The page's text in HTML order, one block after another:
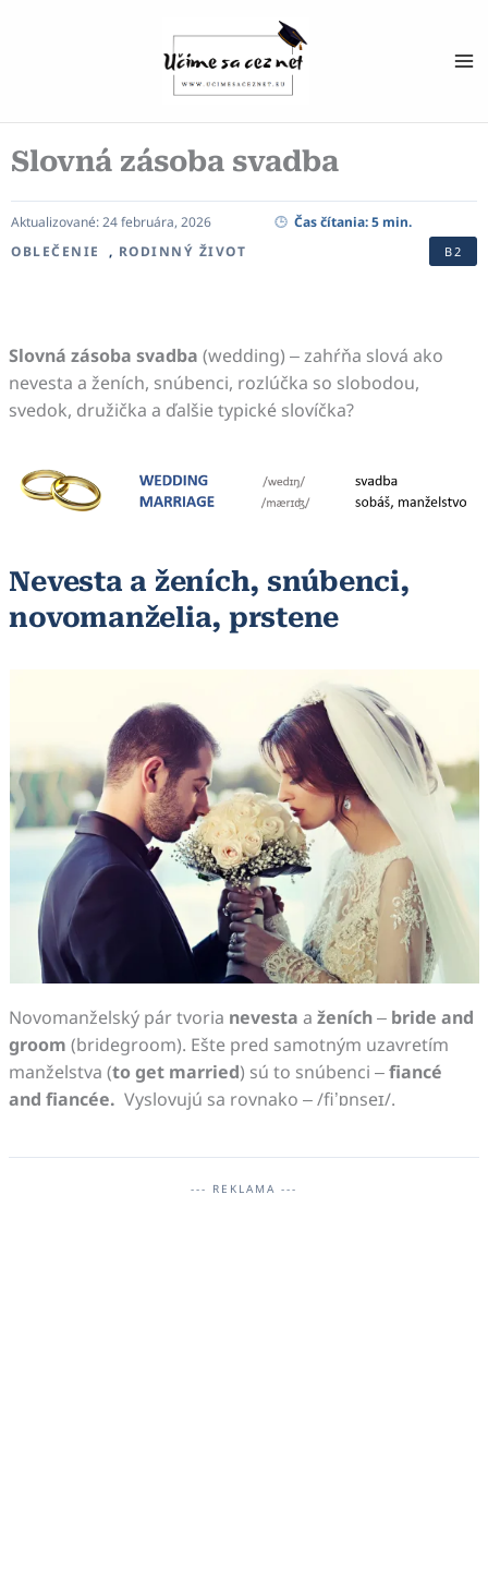
Slovná zásoba svadba
Aktualizované: 24 februára, 2026 Čas čítania: 5 min.
OBLEČENIE
, RODINNÝ ŽIVOT B2
Slovná zásoba svadba(wedding) – zahŕňa slová ako
nevesta a ženích, snúbenci, rozlúčka so slobodou,
svedok, družička a ďalšie typické slovíčka?
Nevesta a ženích, snúbenci,
novomanželia, prstene
Novomanželský pár tvoria nevesta aženích– bride and
groom(bridegroom). Ešte pred samotným uzavretím
manželstva (to get married) sú to snúbenci –fiancé
and fiancée. Vyslovujú sa rovnako – /fi’ɒnseɪ/.
--- REKLAMA ---